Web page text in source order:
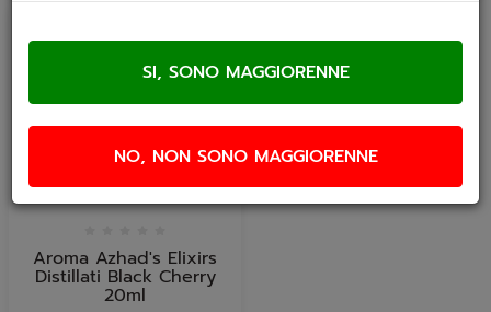
Aroma Azhad's Elixirs
Distillati Black Cherry
20ml
NO, NON SONO MAGGIORENNE